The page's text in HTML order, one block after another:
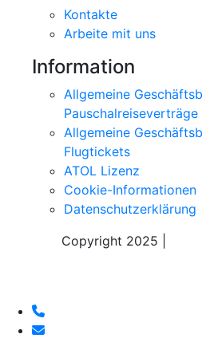
Kontakte
Arbeite mit uns
Information
Allgemeine
Pauschalreiseverträge
Allgemeine
Flugtickets
ATOL Lizenz
Cookie-Informationen
Datenschutzerklärung
Copyright 2025 |